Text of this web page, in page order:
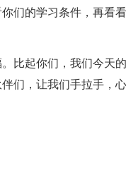
们的学习条件，再
比起你们，我们今天
们，让我们手拉手，